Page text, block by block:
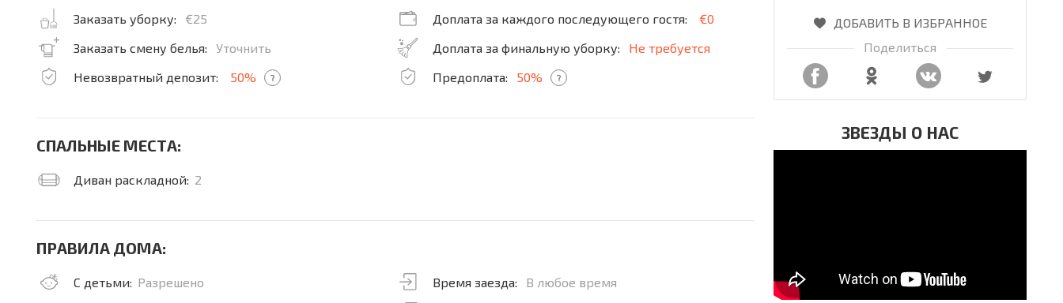
ДОБАВИТЬ В ИЗБРАННОЕ
Поделиться
ЗВЕЗДЫ О НАС
Заказать уборку:
€25
Заказать смену белья:
Уточнить
Невозвратный депозит:
50% ?
Доплата за каждого последующего гостя:
€0
Доплата за финальную уборку:
Не требуется
Предоплата:
50% ?
СПАЛЬНЫЕ МЕСТА:
Диван раскладной: 2
ПРАВИЛА ДОМА:
С детьми: Разрешено
Время заезда:
В любое время